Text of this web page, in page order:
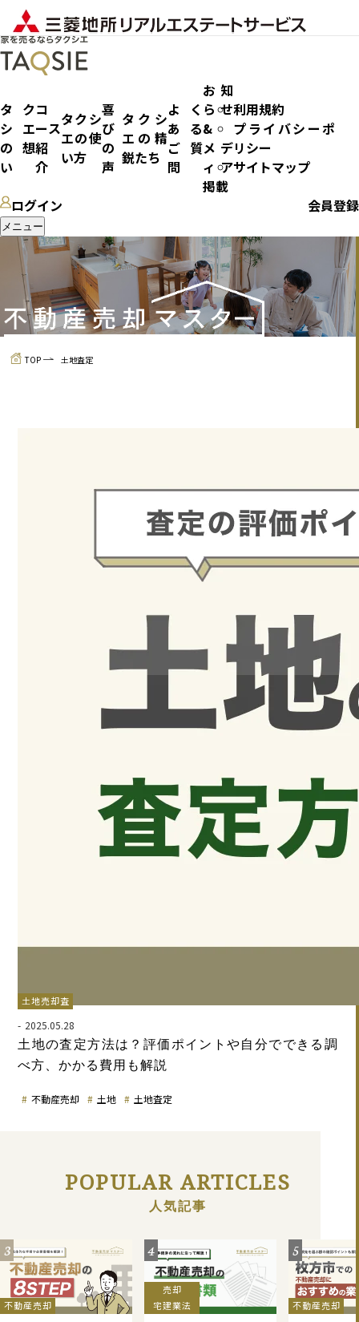
タク
シエ
の想
い
コ
ース
紹
介
タクシ
エの使
い方
喜
び
の
声
タクシ
エの精
鋭たち
よく
ある
ご質
問
お知
らせ
&
メデ
ィア
掲載
利用規約
プライバシーポ
リシー
サイトマップ
ログイン
会員登録
メニュー
土地査定
TOP 土地査定
土地売却査
2025.05.28
土地の査定方法は？評価ポイントや自分でできる調
べ方、かかる費用も解説
不動産売却 土地 土地査定
POPULAR ARTICLES
人気記事
3
不動産売却
4
売却
宅建業法
5
不動産売却